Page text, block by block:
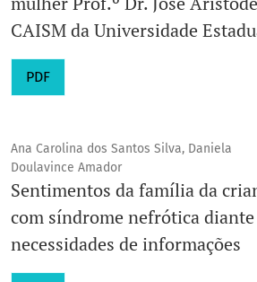
CAISM da Universidade
PDF
Ana Carolina dos Santos Silva, Daniela
Doulavince Amador
Sentimentos da família da
com síndrome nefrótica diante
necessidades de informações